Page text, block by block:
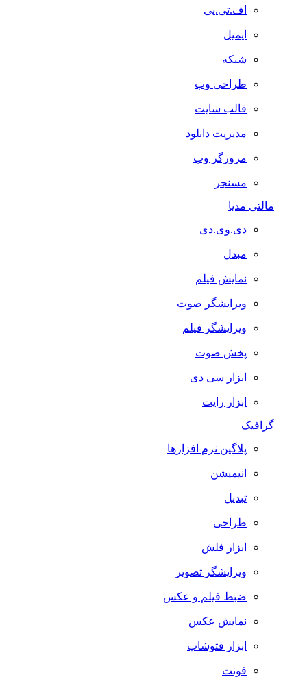
اف.تی.پی
ایمیل
شبکه
طراحی وب
قالب سایت
مدیریت دانلود
مرورگر وب
مسنجر
مالتی مدیا
دی.وی.دی
مبدل
نمایش فیلم
ویرایشگر صوت
ویرایشگر فیلم
پخش صوت
ابزار سی دی
ابزار رایت
گرافیک
پلاگین نرم افزارها
انیمیشن
تبدیل
طراحی
ابزار فلش
ویرایشگر تصویر
ضبط فيلم و عكس
نمایش عکس
ابزار فتوشاپ
فونت